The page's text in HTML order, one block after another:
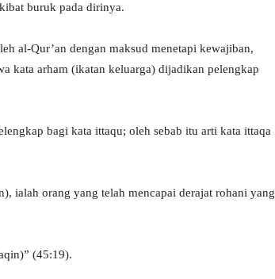
buruk pada dirinya.
al-Qur’an dengan maksud menetapi kewajiban,
kata arham (ikatan keluarga) dijadikan pelengkap
bagi kata ittaqu; oleh sebab itu arti kata ittaqa
ialah orang yang telah mencapai derajat rohani yang
(45:19).